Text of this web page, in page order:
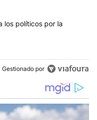
Cuerva cuestionó
los políticos por la
Gestionado por